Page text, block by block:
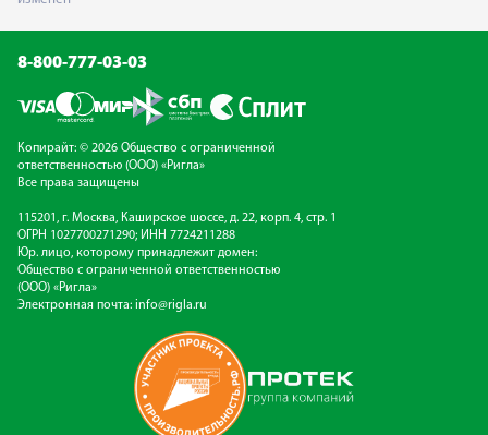
8-800-777-03-03
Копирайт: © 2026 Общество с ограниченной
ответственностью (ООО) «Ригла»
Все права защищены
115201, г. Москва, Каширское шоссе, д. 22, корп. 4, стр. 1
ОГРН 1027700271290; ИНН 7724211288
Юр. лицо, которому принадлежит домен:
Общество с ограниченной ответственностью
(ООО) «Ригла»
Электронная почта: info@rigla.ru